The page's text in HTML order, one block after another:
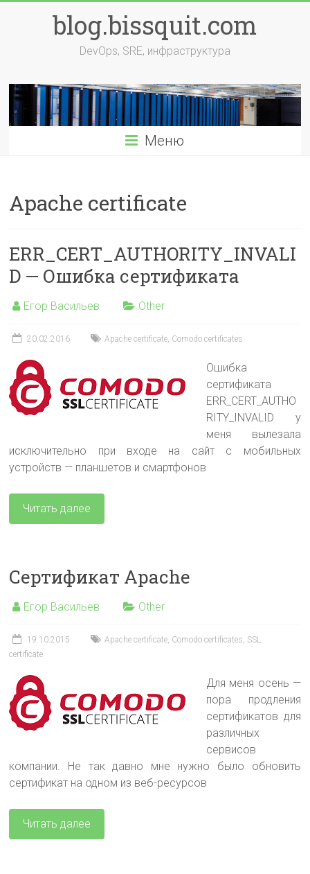
содержимомуblog.bissquit.com
DevOps, SRE, инфраструктура
Меню
Apache certificate
ERR_CERT_AUTHORITY_INVALI
D — Ошибка сертификата
Егор Васильев Other
20.02.2016 Apache certificate, Comodo certificates
Ошибка
сертификата
ERR_CERT_AUTHO
RITY_INVALID у
меня вылезала
исключительно при входе на сайт с мобильных
устройств — планшетов и смартфонов
Читать далее
Сертификат Apache
Егор Васильев Other
19.10.2015 Apache certificate, Comodo certificates, SSL
certificate
Для меня осень —
пора продления
сертификатов для
различных
сервисов
компании. Не так давно мне нужно было обновить
сертификат на одном из веб-ресурсов
Читать далее